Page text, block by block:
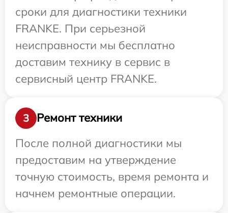
сроки для диагностики техники
FRANKE. При серьезной
неисправности мы бесплатно
доставим технику в сервис в
сервисный центр FRANKE.
3
Ремонт техники
После полной диагностики мы
предоставим на утверждение
точную стоимость, время ремонта и
начнем ремонтные операции.